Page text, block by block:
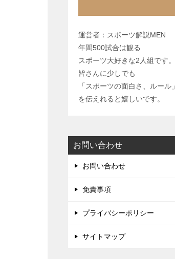
運営者：スポーツ解説MEN
年間500試合は観る
スポーツ大好きな2人組です。
皆さんに少しでも
「スポーツの面白さ、ルール」
を伝えれると嬉しいです。
お問い合わせ
お問い合わせ
免責事項
プライバシーポリシー
サイトマップ